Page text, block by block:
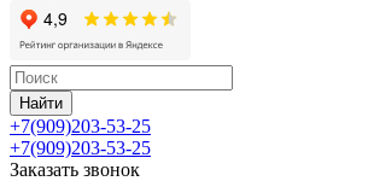
Найти
+7(909)203-53-25
+7(909)203-53-25
Заказать звонок